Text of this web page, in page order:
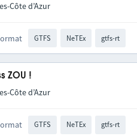
Côte d’Azur
GTFS NeTEx gtfs-rt
ZOU !
Côte d’Azur
GTFS NeTEx gtfs-rt